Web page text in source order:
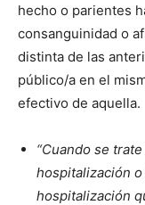
hecho o parientes
consanguinidad o
distinta de las
público/a en el
efectivo de aquella.
“Cuando se
hospitalización
hospitalización